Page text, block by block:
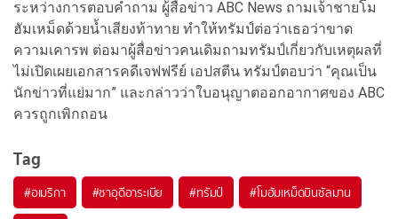
ระหว่างการตอบคำถาม ผู้สื่อข่าว ABC News ถามเจ้าชายโม
ฮัมเหม็ดด้วยน้ำเสียงท้าทาย ทำให้ทรัมป์ต่อว่าเธอว่าขาด
ความเคารพ ต่อมาผู้สื่อข่าวคนเดิมถามทรัมป์เกี่ยวกับเหตุผลที่
ไม่เปิดเผยเอกสารคดีเจฟฟรีย์ เอปสตีน ทรัมป์ตอบว่า “คุณเป็น
นักข่าวที่แย่มาก” และกล่าวว่าใบอนุญาตออกอากาศของ ABC
ควรถูกเพิกถอน
Tag
#อเมริกา #ซาอุดีอาระเบีย #ทรัมป์ #โมฮัมเหม็ดบินซัลมาน